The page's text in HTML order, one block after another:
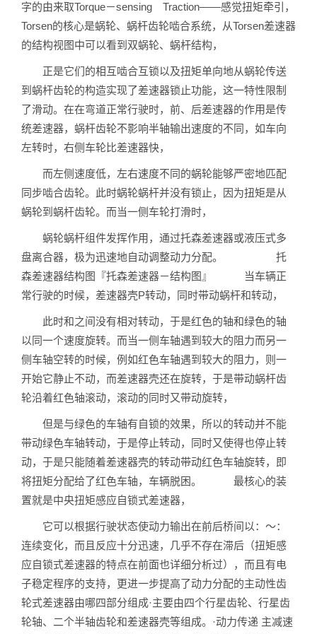
字的由来取Torque－sensing Traction——感觉扭矩牵引，
Torsen的核心是蜗轮、蜗杆齿轮啮合系统，从Torsen差速器
的结构视图中可以看到双蜗轮、蜗杆结构，
正是它们的相互啮合互锁以及扭矩单向地从蜗轮传送
到蜗杆齿轮的构造实现了差速器锁止功能，这一特性限制
了滑动。在在弯道正常行驶时，前、后差速器的作用是传
统差速器，蜗杆齿轮不影响半轴输出速度的不同，如车向
左转时，右侧车轮比差速器快，
而左侧速度低，左右速度不同的蜗轮能够严密地匹配
同步啮合齿轮。此时蜗轮蜗杆并没有锁止，因为扭矩是从
蜗轮到蜗杆齿轮。而当一侧车轮打滑时，
蜗轮蜗杆组件发挥作用，通过托森差速器或液压式多
盘离合器，极为迅速地自动调整动力分配。 托
森差速器结构图『托森差速器－结构图』 当车辆正
常行驶的时候，差速器壳P转动，同时带动蜗杆和转动，
此时和之间没有相对转动，于是红色的轴和绿色的轴
以同一个速度旋转。而当一侧车轴遇到较大的阻力而另一
侧车轴空转的时候，例如红色车轴遇到较大的阻力，则一
开始它静止不动，而差速器壳还在旋转，于是带动蜗杆齿
轮沿着红色轴滚动，滚动的同时又带动旋转，
但是与绿色的车轴有自锁的效果，所以的转动并不能
带动绿色车轴转动，于是停止转动，同时又使得也停止转
动，于是只能随着差速器壳的转动带动红色车轴旋转，即
将扭矩分配给了红色车轴，车辆脱困。 最核心的装
置就是中央扭矩感应自锁式差速器，
它可以根据行驶状态使动力输出在前后桥间以：～：
连续变化，而且反应十分迅速，几乎不存在滞后（扭矩感
应自锁式差速器的特点在前面也详细分析过），而且有电
子稳定程序的支持，更进一步提高了动力分配的主动性齿
轮式差速器由哪四部分组成·主要由四个行星齿轮、行星齿
轮轴、二个半轴齿轮和差速器壳等组成。·动力传递 主减速